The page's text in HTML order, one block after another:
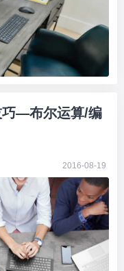
巧—布尔运算/编
2016-08-19